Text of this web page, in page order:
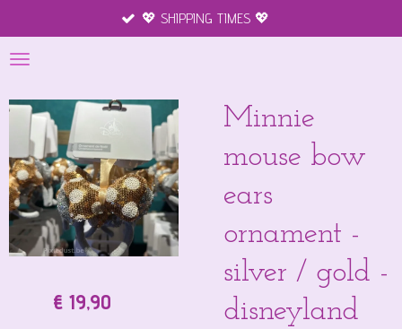
direct
naar
hoofdinhoud
💖 SHIPPING TIMES 💖
Minnie
mouse bow
ears
ornament -
silver / gold -
disneyland
€ 19,90